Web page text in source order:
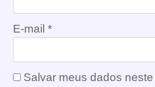
E-mail *
Salvar meus dados